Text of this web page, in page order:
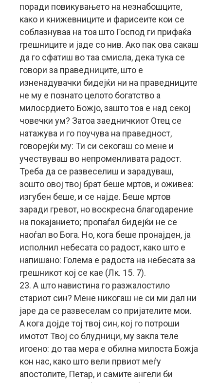
поради повикувањето на незнабошците,
како и книжевниците и фарисеите кои се
соблазнуваа на тоа што Господ ги прифаќа
грешниците и јаде со нив. Ако пак ова сакаш
да го сфатиш во таа смисла, дека тука се
говори за праведниците, што е
изненадувачки бидејќи ни на праведниците
не му е познато целото богатство а
милосрдието Божјо, зашто тоа е над секој
човечки ум? Затоа заедничкиот Отец се
натажува и го поучува на праведност,
говорејќи му: Ти си секогаш со мене и
учествуваш во непроменливата радост.
Треба да се развеселиш и зарадуваш,
зошто овој твој брат беше мртов, и оживеа:
изгубен беше, и се најде. Беше мртов
заради гревот, но воскресна благодарение
на покајанието; пропаѓал бидејќи не се
наоѓал во Бога. Но, кога беше пронајден, ја
исполнил небесата со радост, како што е
напишано: Голема е радоста на небесата за
грешникот кој се кае (Лк. 15. 7).
23. А што навистина го разжалостило
стариот син? Мене никогаш не си ми дал ни
јаре да се развеселам со пријателите мои.
А кога дојде тој твој син, кој го потроши
имотот Твој со блудници, му закла теле
игоено: до таа мера е обилна милоста Божја
кон нас, како што вели првиот меѓу
апостолите, Петар, и самите ангели би